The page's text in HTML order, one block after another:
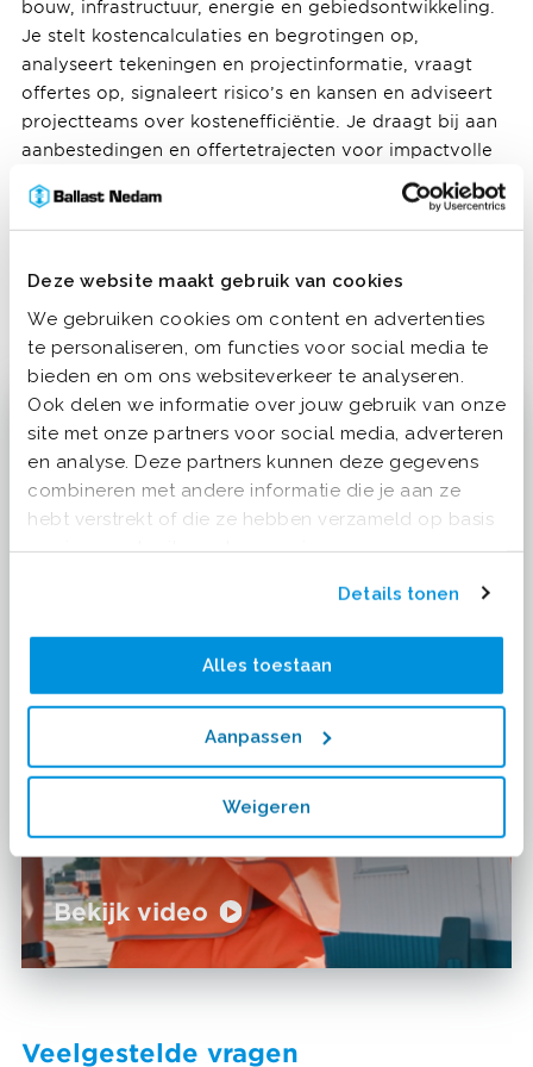
Deze website maakt gebruik van cookies
We gebruiken cookies om content en advertenties
te personaliseren, om functies voor social media te
bieden en om ons websiteverkeer te analyseren.
Ook delen we informatie over jouw gebruik van onze
site met onze partners voor social media, adverteren
en analyse. Deze partners kunnen deze gegevens
combineren met andere informatie die je aan ze
hebt verstrekt of die ze hebben verzameld op basis
van jouw gebruik van hun services.
Details tonen
Alles toestaan
Aanpassen
Weigeren
bouw, infrastructuur, energie en gebiedsontwikkeling.
Je stelt kostencalculaties en begrotingen op,
analyseert tekeningen en projectinformatie, vraagt
offertes op, signaleert risico’s en kansen en adviseert
projectteams over kostenefficiëntie. Je draagt bij aan
aanbestedingen en offertetrajecten voor impactvolle
projecten zoals de verbreding van de A27 tussen
Everdingen en Hooipolder en de ontwikkeling van de
gezonde stadswijk Cartesius in Utrecht. Jouw werk is
duurzame en innovatieve projecten.
Bekijk video
Veelgestelde vragen